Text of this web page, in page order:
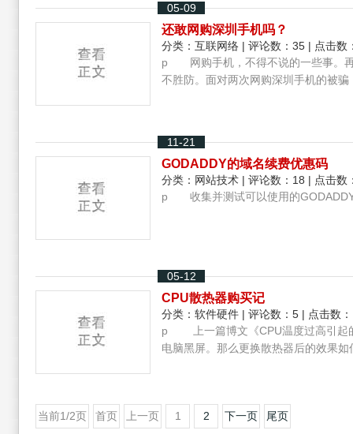
05-09
还敢网购深圳手机吗？
分类： 互联网络 | 评论数：35 | 点击数
p 网购手机，不得不说的一些事。再
不胜防。面对两次网购深圳手机的被
11-21
GODADDY的域名续费优惠码
分类： 网站技术 | 评论数：18 | 点击数
p 收集并测试可以使用的
05-12
CPU散热器购买记
分类： 软件硬件 | 评论数：5 | 点击数
p 上一篇博文《CPU温度过高引起
电脑黑屏。那么更换散热器后的效果
当前1/2页 首页 上一页 1 2 下一页 尾页